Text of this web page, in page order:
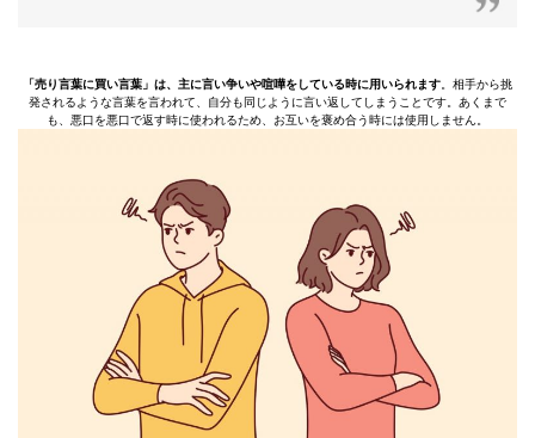
「売り言葉に買い言葉」は、主に言い争いや喧嘩をしている時に用いられます 。相手から挑
発されるような言葉を言われて、自分も同じように言い返してしまうことです。あくまで
も、悪口を悪口で返す時に使われるため、お互いを褒め合う時には使用しません。